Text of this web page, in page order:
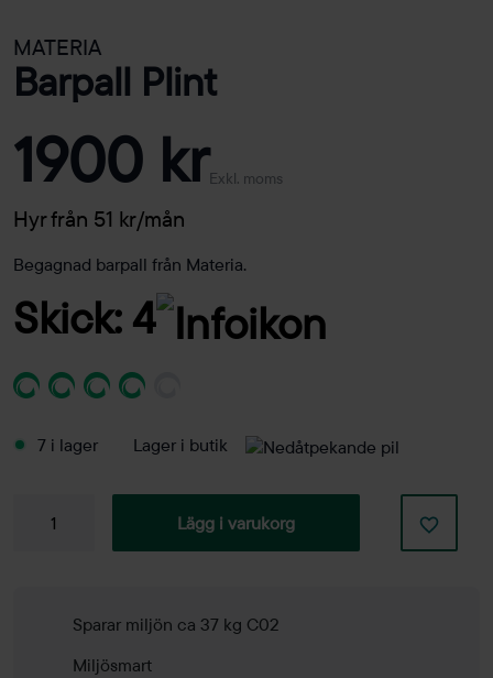
MATERIA
Barpall Plint
1900 krExkl. moms
Hyr från 51 kr/mån
Begagnad barpall från Materia.
Skick: 4
7 i lager Lager i butik
Barpall
Lägg i varukorg
Sparar miljön ca 37 kg C02
Miljösmart